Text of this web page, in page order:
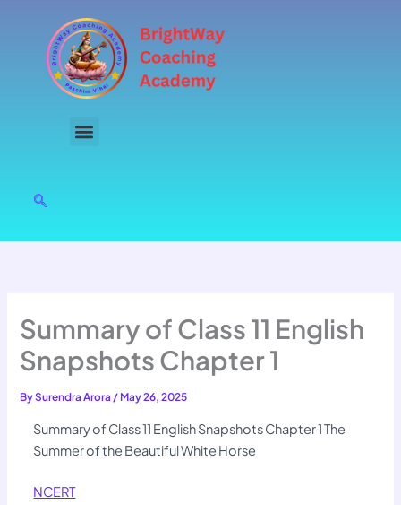
content
Summary of Class 11 English
Snapshots Chapter 1
BySurendra Arora/ May 26, 2025
Summary of Class 11 English Snapshots Chapter 1 The
Summer of the Beautiful White Horse
NCERT